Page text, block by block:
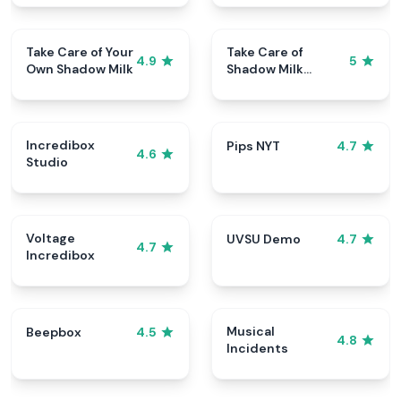
Take Care of Your
Own Shadow Milk 4.9
Take Care of
Shadow Milk
5
Incredibox
Studio
4.6
Pips NYT 4.7
Voltage
Incredibox
4.7
UVSU Demo 4.7
Beepbox 4.5
Musical
Incidents
4.8